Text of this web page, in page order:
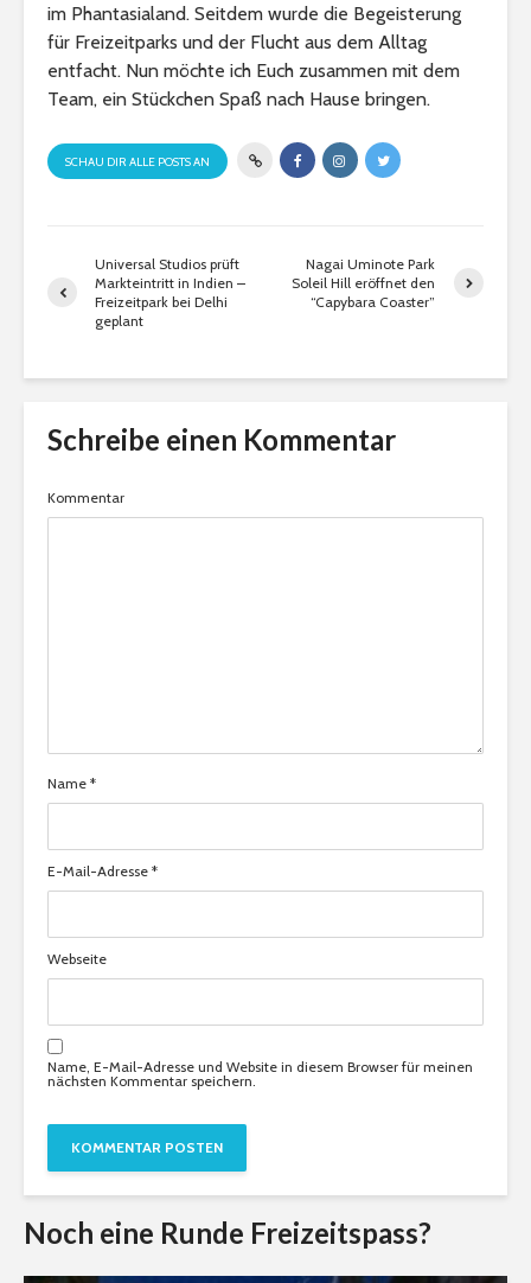
im Phantasialand. Seitdem wurde die Begeisterung
für Freizeitparks und der Flucht aus dem Alltag
entfacht. Nun möchte ich Euch zusammen mit dem
Team, ein Stückchen Spaß nach Hause bringen.
SCHAU DIR ALLE POSTS AN
Universal Studios prüft
Markteintritt in Indien –
Freizeitpark bei Delhi
geplant
Nagai Uminote Park
Soleil Hill eröffnet den
“Capybara Coaster”
Schreibe einen Kommentar
Kommentar
Name *
E-Mail-Adresse *
Webseite
Name, E-Mail-Adresse und Website in diesem Browser für meinen
nächsten Kommentar speichern.
Noch eine Runde Freizeitspass?